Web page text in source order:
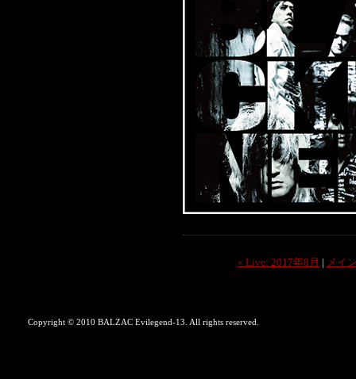
« Live: 2017年8月 | メイ
Copyright © 2010 BALZAC Evilegend-13. All rights reserved.